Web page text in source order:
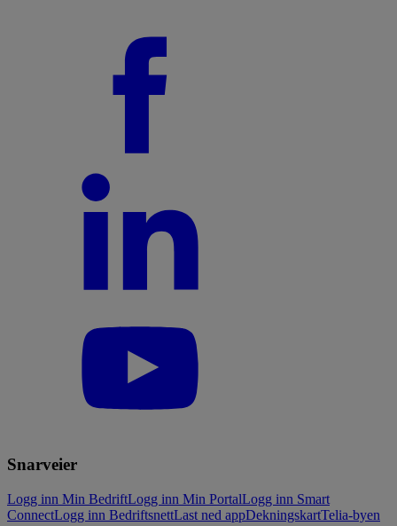
Snarveier
Logg inn Min BedriftLogg inn Min PortalLogg inn Smart
ConnectLogg inn BedriftsnettLast ned appDekningskartTelia-byen